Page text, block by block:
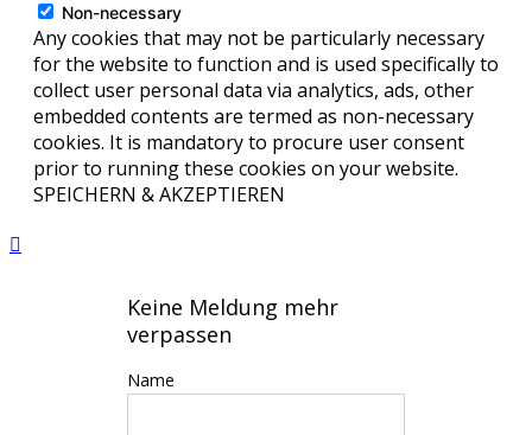
Non-necessary
Any cookies that may not be particularly necessary
for the website to function and is used specifically to
collect user personal data via analytics, ads, other
embedded contents are termed as non-necessary
cookies. It is mandatory to procure user consent
prior to running these cookies on your website.
SPEICHERN & AKZEPTIEREN
Keine Meldung mehr
verpassen
Name